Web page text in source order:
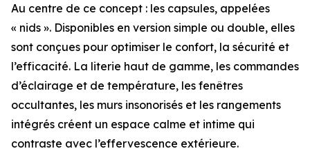
Au centre de ce concept : les capsules, appelées
« nids ». Disponibles en version simple ou double, elles
sont conçues pour optimiser le confort, la sécurité et
l’efficacité. La literie haut de gamme, les commandes
d’éclairage et de température, les fenêtres
occultantes, les murs insonorisés et les rangements
intégrés créent un espace calme et intime qui
contraste avec l’effervescence extérieure.